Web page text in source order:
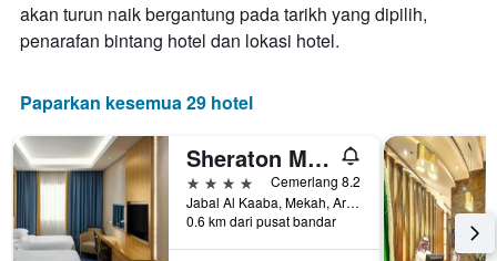
minggu
ini
yang
3
hari
lalu
penginapan
Carta
mempunyai
paksi
Y
yang
memaparkan
harga
purata
bilik
akan turun naik bergantung pada tarikh yang dipilih,
penarafan bintang hotel dan lokasi hotel.
Paparkan kesemua 29 hotel
Sheraton Makkah Jabal Al Kaaba Hotel
4 bintang
Cemerlang 8.2
Jabal Al Kaaba, Mekah, Arab Saudi
0.6 km dari pusat bandar